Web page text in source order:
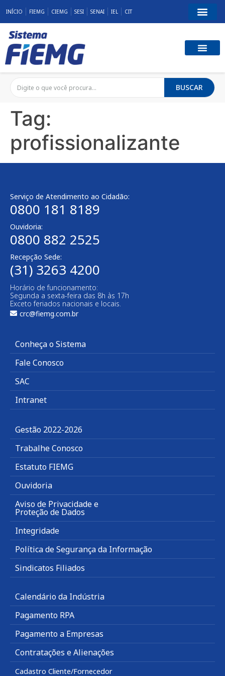
INÍCIO FIEMG CIEMG SESI SENAI IEL CIT
BUSCAR
Tag:
profissionalizante
Serviço de Atendimento ao Cidadão:
0800 181 8189
Ouvidoria:
0800 882 2525​
Recepção Sede:
(31) 3263 4200
Horário de funcionamento:
Segunda a sexta-feira das 8h às 17h
Exceto feriados nacionais e locais.
crc@fiemg.com.br
Conheça o Sistema
Fale Conosco
SAC
Intranet
Gestão 2022-2026
Trabalhe Conosco
Estatuto FIEMG
Ouvidoria
Aviso de Privacidade e
Proteção de Dados
Integridade
Política de Segurança da Informação
Sindicatos Filiados
Calendário da Indústria
Pagamento RPA
Pagamento a Empresas
Contratações e Alienações
Cadastro Cliente/Fornecedor